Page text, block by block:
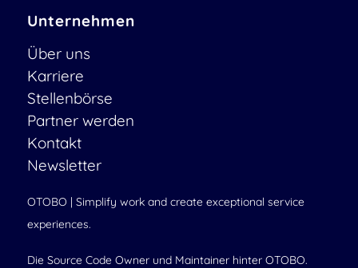
Unternehmen
Über uns
Karriere
Stellenbörse
Partner werden
Kontakt
Newsletter
OTOBO | Simplify work and create exceptional service
experiences.
Die Source Code Owner und Maintainer hinter OTOBO.